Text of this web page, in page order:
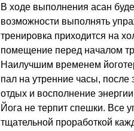
В ходе выполнения асан
возможности выполнять
тренировка приходится на
помещение перед началом
Наилучшим временем
пал на утренние часы, после
отдых и восполнение
Йога не терпит спешки. Все
тщательной проработкой